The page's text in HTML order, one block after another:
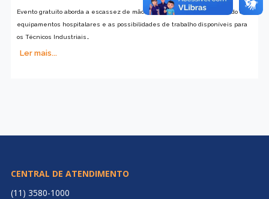
Evento gratuito aborda a escassez de mão de obra qualificada no mercado de
equipamentos hospitalares e as possibilidades de trabalho disponíveis para
os Técnicos Industriais…
Ler mais...
CENTRAL DE ATENDIMENTO
(11) 3580-1000